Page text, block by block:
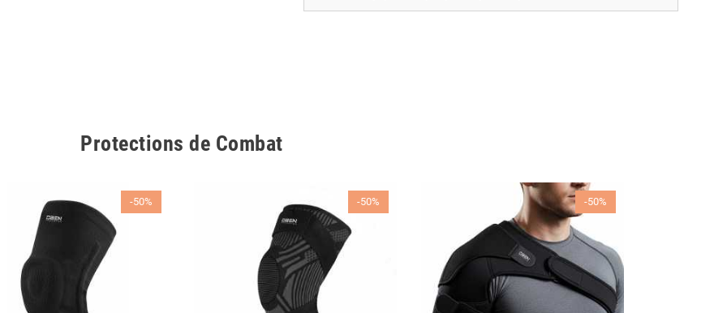
Protections de Combat
-50% -50% -50%